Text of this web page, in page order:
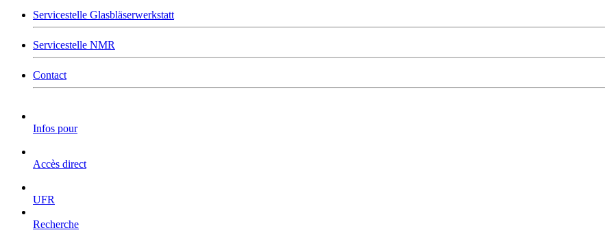
Servicestelle Glasbläserwerkstatt
Servicestelle NMR
Contact
Infos pour
Accès direct
UFR
Recherche